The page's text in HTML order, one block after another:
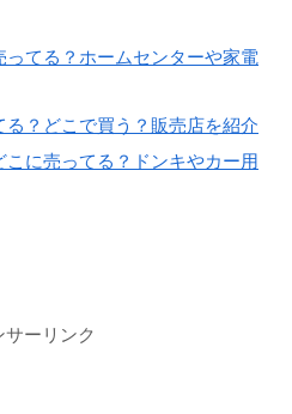
ってる？ホームセンターや家電
？どこで買う？販売店を紹介
に売ってる？ドンキやカー用
サーリンク